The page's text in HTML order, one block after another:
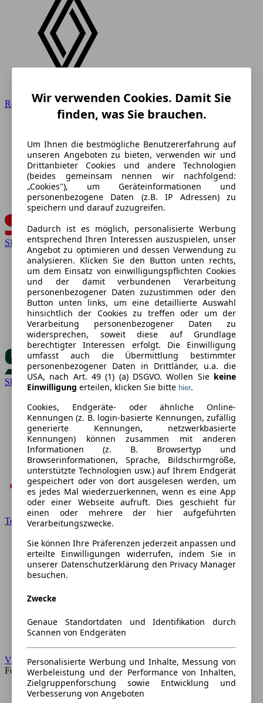
Renault
SEAT
Skoda
Toyota
VW
Forum
Wir verwenden Cookies. Damit Sie
finden, was Sie brauchen.
Um Ihnen die bestmögliche Benutzererfahrung auf
unseren Angeboten zu bieten, verwenden wir und
Drittanbieter Cookies und andere Technologien
(beides gemeinsam nennen wir nachfolgend:
„Cookies"), um Geräteinformationen und
personenbezogene Daten (z.B. IP Adressen) zu
speichern und darauf zuzugreifen.
Dadurch ist es möglich, personalisierte Werbung
entsprechend Ihren Interessen auszuspielen, unser
Angebot zu optimieren und dessen Verwendung zu
analysieren. Klicken Sie den Button unten rechts,
um dem Einsatz von einwilligungspflichten Cookies
und der damit verbundenen Verarbeitung
personenbezogener Daten zuzustimmen oder den
Button unten links, um eine detaillierte Auswahl
hinsichtlich der Cookies zu treffen oder um der
Verarbeitung personenbezogener Daten zu
widersprechen, soweit diese auf Grundlage
berechtigter Interessen erfolgt. Die Einwilligung
umfasst auch die Übermittlung bestimmter
personenbezogener Daten in Drittländer, u.a. die
USA, nach Art. 49 (1) (a) DSGVO. Wollen Sie keine
Einwilligung erteilen, klicken Sie bitte hier.
Cookies, Endgeräte- oder ähnliche Online-
Kennungen (z. B. login-basierte Kennungen, zufällig
generierte Kennungen, netzwerkbasierte
Kennungen) können zusammen mit anderen
Informationen (z. B. Browsertyp und
Browserinformationen, Sprache, Bildschirmgröße,
unterstützte Technologien usw.) auf Ihrem Endgerät
gespeichert oder von dort ausgelesen werden, um
es jedes Mal wiederzuerkennen, wenn es eine App
oder einer Webseite aufruft. Dies geschieht für
einen oder mehrere der hier aufgeführten
Verarbeitungszwecke.
Sie können Ihre Präferenzen jederzeit anpassen und
erteilte Einwilligungen widerrufen, indem Sie in
unserer Datenschutzerklärung den Privacy Manager
besuchen.
Zwecke
Genaue Standortdaten und Identifikation durch
Scannen von Endgeräten
Personalisierte Werbung und Inhalte, Messung von
Werbeleistung und der Performance von Inhalten,
Zielgruppenforschung sowie Entwicklung und
Verbesserung von Angeboten